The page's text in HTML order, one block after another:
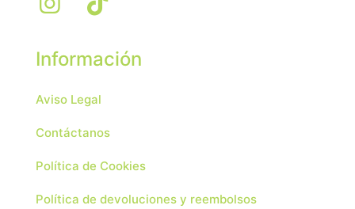
Información
Aviso Legal
Contáctanos
Política de Cookies
Política de devoluciones y reembolsos